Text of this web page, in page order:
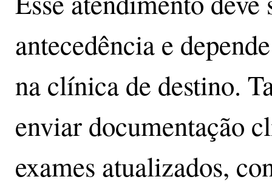
antecedência e
na clínica de destino.
enviar documentação
exames atualizados,